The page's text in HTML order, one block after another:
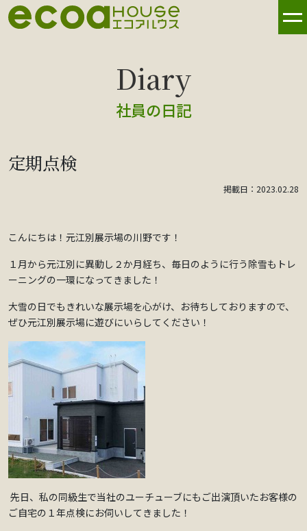
社員の日記
定期点検
掲載日：2023.02.28
こんにちは！元江別展示場の川野です！
１月から元江別に異動し２か月経ち、毎日のように行う除雪もトレ
ーニングの一環になってきました！
大雪の日でもきれいな展示場を心がけ、お待ちしておりますので、
ぜひ元江別展示場に遊びにいらしてください！
先日、私の同級生で当社のユーチューブにもご出演頂いたお客様の
ご自宅の１年点検にお伺いしてきました！